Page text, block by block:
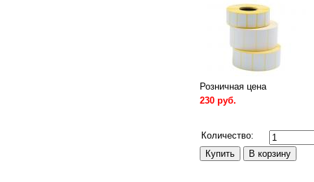
Розничная цена
230 руб.
Количество: